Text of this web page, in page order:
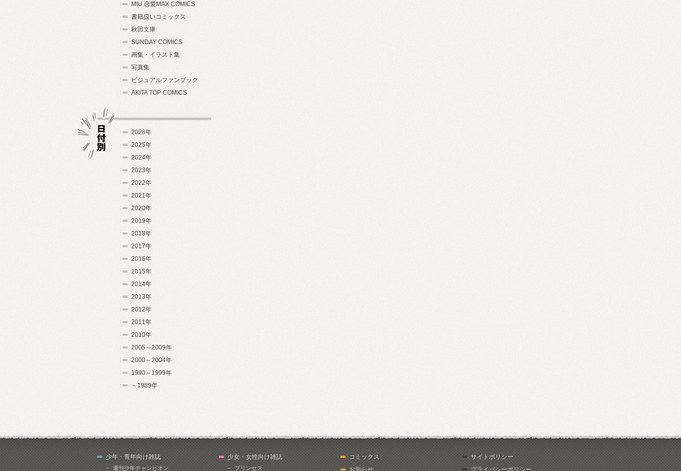
MIU 恋愛MAX COMICS
書籍扱いコミックス
秋田文庫
SUNDAY COMICS
画集・イラスト集
写真集
ビジュアルファンブック
AKITA TOP COMICS
2026年
2025年
2024年
2023年
2022年
2021年
2020年
2019年
2018年
2017年
2016年
2015年
2014年
2013年
2012年
2011年
2010年
2005～2009年
2000～2004年
1990～1999年
～1989年
少年・青年向け雑誌
週刊少年チャンピオン
少女・女性向け雑誌
プリンセス
コミックス
お知らせ
サイトポリシー
プライバシーポリシー